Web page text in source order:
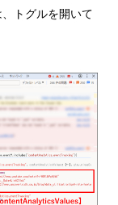
トグルを開いて